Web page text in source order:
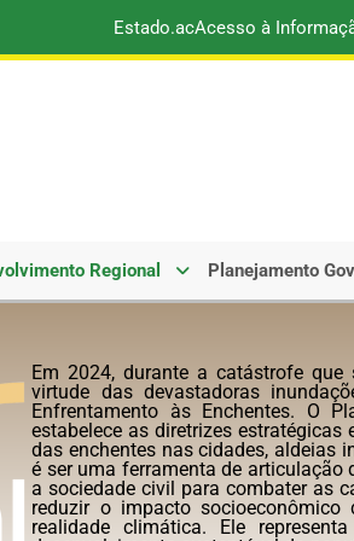
Estado.acAcesso à
Regional Planejamento
Em 2024, durante a catástrofe
virtude das devastadoras
Enfrentamento às Enchentes. O
estabelece as diretrizes
das enchentes nas cidades, aldeias
é ser uma ferramenta de articulação
a sociedade civil para combater as
reduzir o impacto
realidade climática. Ele